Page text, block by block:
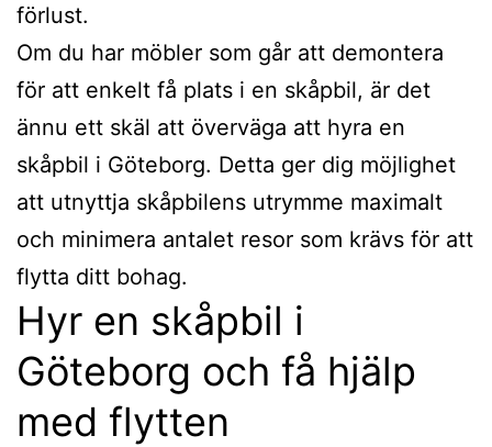
förlust.
Om du har möbler som går att demontera
för att enkelt få plats i en skåpbil, är det
ännu ett skäl att överväga att hyra en
skåpbil i Göteborg. Detta ger dig möjlighet
att utnyttja skåpbilens utrymme maximalt
och minimera antalet resor som krävs för att
flytta ditt bohag.
Hyr en skåpbil i
Göteborg och få hjälp
med flytten